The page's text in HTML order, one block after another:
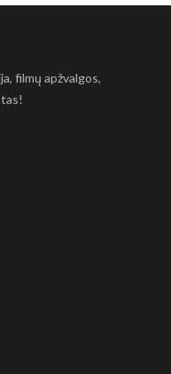
filmų apžvalgos,